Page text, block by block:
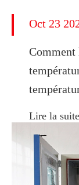
Oct 23
Comment
Lire la